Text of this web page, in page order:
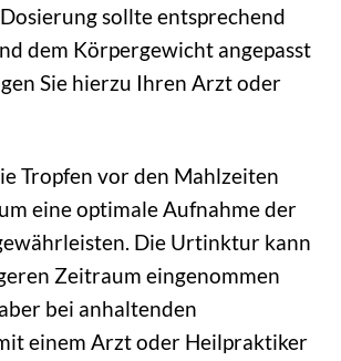
sollte entsprechend
dem Körpergewicht angepasst
Sie hierzu Ihren Arzt oder
Tropfen vor den Mahlzeiten
eine optimale Aufnahme der
Die Urtinktur kann
Zeitraum eingenommen
bei anhaltenden
einem Arzt oder Heilpraktiker